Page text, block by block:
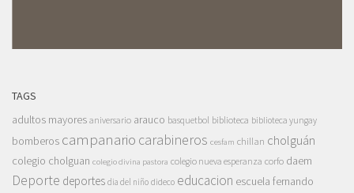
TAGS
adultos mayores aniversario arauco basquetbol biblioteca biblioteca yungay
bomberos campanario carabineros cesfam chillan cholguán
colegio cholguan colegio divina pastora colegio nueva esperanza corfo daem
Deporte deportes dia del niño dideco educacion escuela fernando